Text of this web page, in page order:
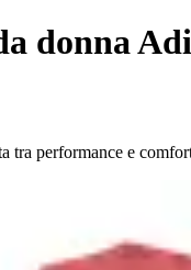
donna
tra performance e